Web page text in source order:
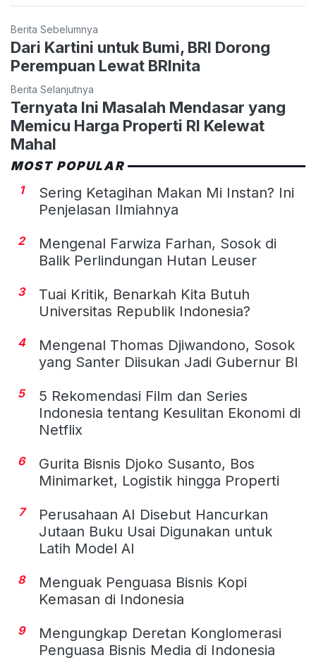
Berita Sebelumnya
Dari Kartini untuk Bumi, BRI Dorong
Perempuan Lewat BRInita
Berita Selanjutnya
Ternyata Ini Masalah Mendasar yang
Memicu Harga Properti RI Kelewat
Mahal
MOST POPULAR
1
Sering Ketagihan Makan Mi Instan? Ini
Penjelasan Ilmiahnya
2
Mengenal Farwiza Farhan, Sosok di
Balik Perlindungan Hutan Leuser
3
Tuai Kritik, Benarkah Kita Butuh
Universitas Republik Indonesia?
4
Mengenal Thomas Djiwandono, Sosok
yang Santer Diisukan Jadi Gubernur BI
5
5 Rekomendasi Film dan Series
Indonesia tentang Kesulitan Ekonomi di
Netflix
6
Gurita Bisnis Djoko Susanto, Bos
Minimarket, Logistik hingga Properti
7
Perusahaan AI Disebut Hancurkan
Jutaan Buku Usai Digunakan untuk
Latih Model AI
8
Menguak Penguasa Bisnis Kopi
Kemasan di Indonesia
9
Mengungkap Deretan Konglomerasi
Penguasa Bisnis Media di Indonesia